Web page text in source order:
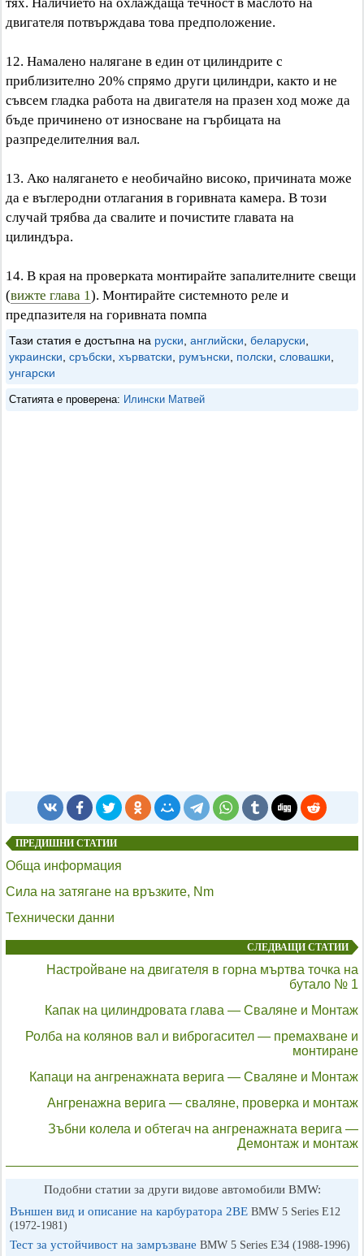
двигателя потвърждава това предположение.
12. Намалено налягане в един от цилиндрите с
приблизително 20% спрямо други цилиндри, както и не
съвсем гладка работа на двигателя на празен ход може да
бъде причинено от износване на гърбицата на
разпределителния вал.
13. Ако налягането е необичайно високо, причината може
да е въглеродни отлагания в горивната камера. В този
случай трябва да свалите и почистите главата на
цилиндъра.
14. В края на проверката монтирайте запалителните свещи
(вижте глава 1). Монтирайте системното реле и
предпазителя на горивната помпа
Тази статия е достъпна на руски английски беларуски
украински сръбски хърватски румънски полски словашки
унгарски
Статията е проверена: Илински Матвей
ПРЕДИШНИ СТАТИИ
Обща информация
Сила на затягане на връзките, Nm
Технически данни
СЛЕДВАЩИ СТАТИИ
Настройване на двигателя в горна мъртва точка на
бутало № 1
Капак на цилиндровата глава — Сваляне и Монтаж
Ролба на колянов вал и виброгасител — премахване и
монтиране
Капаци на ангренажната верига — Сваляне и Монтаж
Ангренажна верига — сваляне, проверка и монтаж
Зъбни колела и обтегач на ангренажната верига —
Демонтаж и монтаж
Подобни статии за други видове автомобили BMW:
Външен вид и описание на карбуратора 2BE BMW 5 Series E12
(1972-1981)
Тест за устойчивост на замръзване BMW 5 Series E34 (1988-1996)